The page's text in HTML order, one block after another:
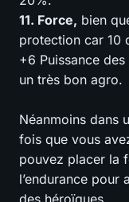
11. Force, bien
protection car 10
+6 Puissance
un très bon agro.
Néanmoins dans
fois que vous
pouvez placer la
l’endurance pour